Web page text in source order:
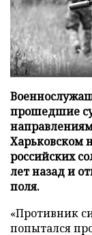
прошедшие
Харьковском
российских
лет назад и
поля.
«Противник
попытался